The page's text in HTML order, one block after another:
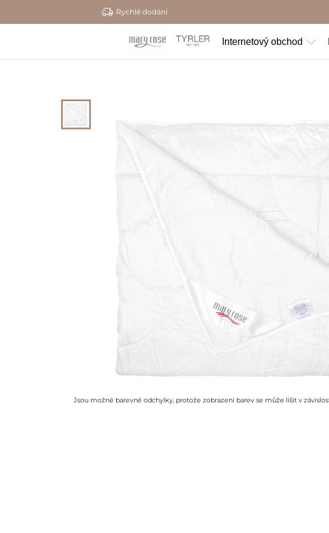
Rychlé dodání
Internetový obchod
Jsou možné barevné odchylky, protože zobrazení barev se může lišit v